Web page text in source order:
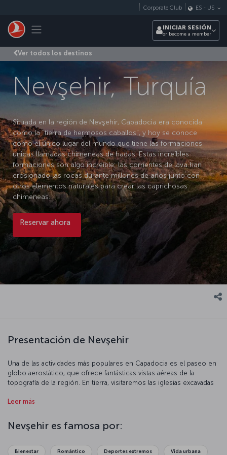
Toggle navigation
Corporate Club ES - US
INICIAR SESIÓN
or become a member
Ver todos los destinos
Nevşehir, Turquía
Situada en la región de Nevşehir, Capadocia era conocida
como la "tierra de hermosos caballos", y hoy se conoce
como el único lugar del mundo que tiene las formaciones
únicas llamadas chimeneas de hadas. Estas increíbles
formaciones son algo increíble: las corrientes de lava han
erosionado las rocas durante millones de años junto con
otros elementos naturales para crear las caprichosas
chimeneas.
Reservar ahora
Presentación de Nevşehir
Una de las actividades más populares en Capadocia es el paseo en
globo aerostático, que ofrece fantásticas vistas aéreas de la
topografía de la región. En tierra, visitaremos las iglesias excavadas
Capadocia. Pasee por los pueblos de la región y maravíllate con la
antiguos barrios que revelan capas de patrimonio bizantino, griego,
seleúcida y otomano. Embárquese en una aventura culinaria por la
medio de paisajes de cuento de hadas.
Leer más
Nevşehir es famosa por:
Bienestar Romántico Deportes extremos Vida urbana